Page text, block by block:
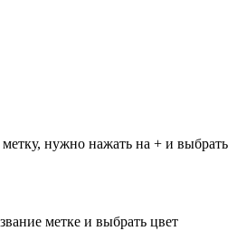
метку, нужно нажать на + и выбрать
метке и выбрать цвет